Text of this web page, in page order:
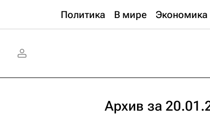
Политика В мире Экономика
Архив за